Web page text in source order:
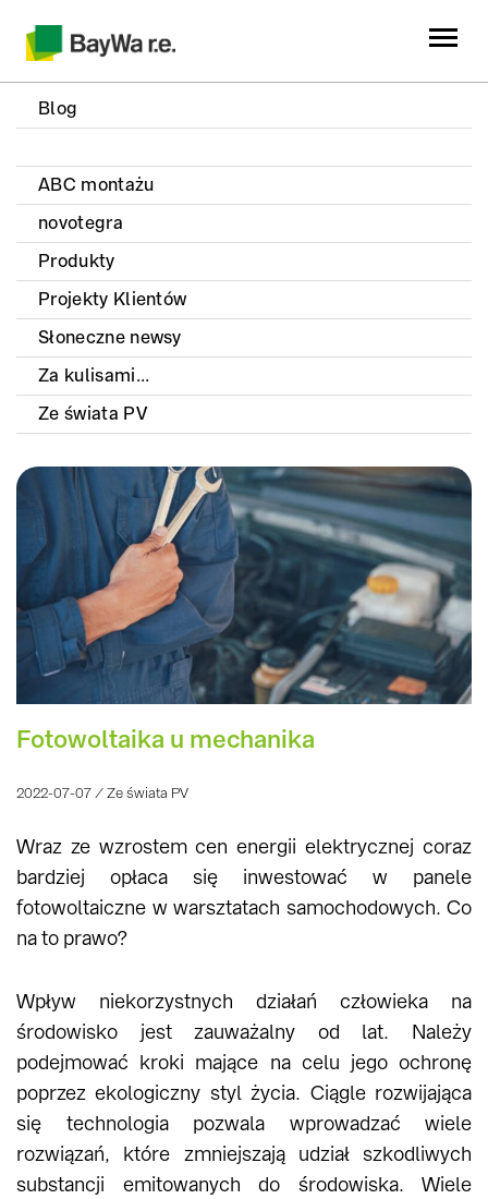
Blog
ABC montażu
novotegra
Produkty
Projekty Klientów
Słoneczne newsy
Za kulisami...
Ze świata PV
Fotowoltaika u mechanika
2022-07-07 / Ze świata PV
Wraz ze wzrostem cen energii elektrycznej coraz
bardziej opłaca się inwestować w panele
fotowoltaiczne w warsztatach samochodowych. Co
na to prawo?
Wpływ niekorzystnych działań człowieka na
środowisko jest zauważalny od lat. Należy
podejmować kroki mające na celu jego ochronę
poprzez ekologiczny styl życia. Ciągle rozwijająca
się technologia pozwala wprowadzać wiele
rozwiązań, które zmniejszają udział szkodliwych
substancji emitowanych do środowiska. Wiele